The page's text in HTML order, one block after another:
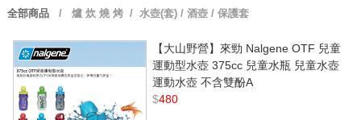
全部商品/ 爐 炊 燒 烤/ 水壺(套) / 酒壺 / 保護套
【大山野營】來勁 Nalgene OTF 兒童
運動型水壺 375cc 兒童水瓶 兒童水壺
運動水壺 不含雙酚A
$480